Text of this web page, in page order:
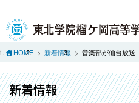
HOME 新着情報 音楽部が仙台放送
新着情報